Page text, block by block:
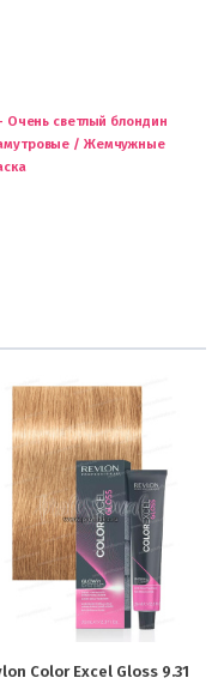
Очень светлый блондин
/ Жемчужные
Color Excel Gloss 9.31